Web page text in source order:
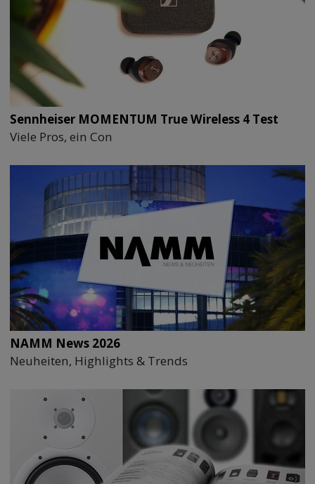
Sennheiser MOMENTUM True Wireless 4 Test
Viele Pros, ein Con
NAMM News 2026
Neuheiten, Highlights & Trends